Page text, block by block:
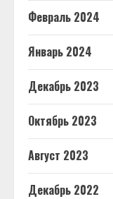
Февраль 2024
Январь 2024
Декабрь 2023
Октябрь 2023
Август 2023
Декабрь 2022